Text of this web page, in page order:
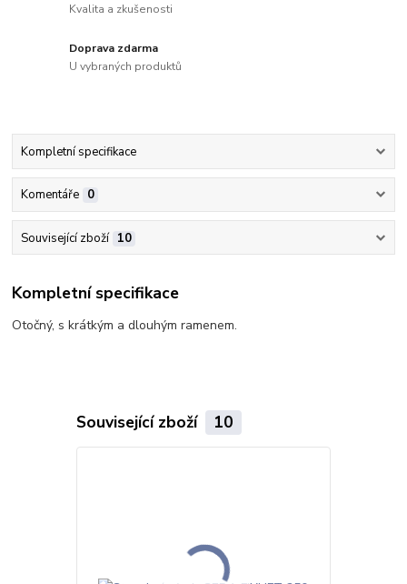
Kvalita a zkušenosti
Doprava zdarma
U vybraných produktů
Kompletní specifikace
Komentáře 0
Související zboží 10
Kompletní specifikace
Otočný, s krátkým a dlouhým ramenem.
Související zboží 10